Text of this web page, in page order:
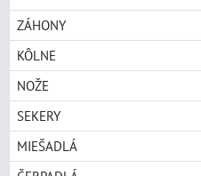
ZÁHONY
KÔLNE
NOŽE
SEKERY
MIEŠADLÁ